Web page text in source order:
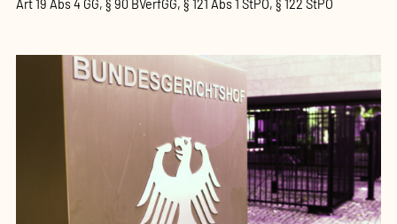
Art 19 Abs 4 GG, § 90 BVerfGG, § 121 Abs 1 StPO, § 122 StPO